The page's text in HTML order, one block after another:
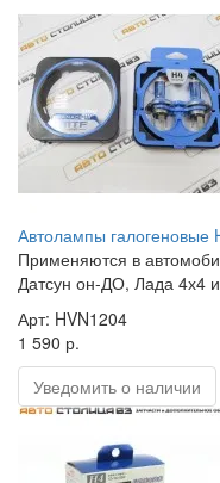
Автолампы галогеновые
Применяются в
Датсун он-ДО, Лада 4х4
Арт: HVN1204
1 590 р.
Уведомить о наличии